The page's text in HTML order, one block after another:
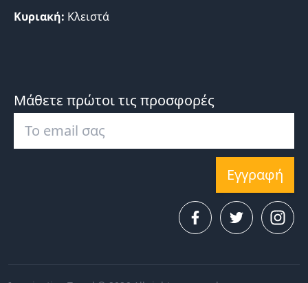
Κυριακή: Κλειστά
Μάθετε πρώτοι τις προσφορές
Εγγραφή